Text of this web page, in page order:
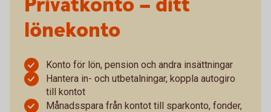
lönekonto
Konto för lön, pension och andra insättningar
Hantera in- och utbetalningar, koppla autogiro
till kontot
Månadsspara från kontot till sparkonto, fonder,